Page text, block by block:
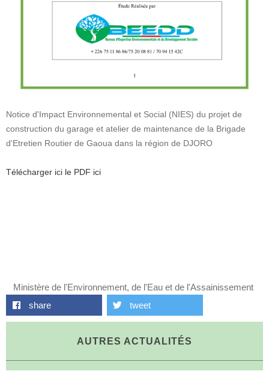
Notice d'Impact Environnemental et Social (NIES) du projet de
construction du garage et atelier de maintenance de la Brigade
d'Etretien Routier de Gaoua dans la région de DJORO
Télécharger ici le PDF ici
Ministère de l'Environnement, de l'Eau et de l'Assainissement
share
tweet
AUTRES ACTUALITÉS